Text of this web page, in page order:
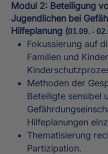
Modul 2: Beteiligung
Jugendlichen bei
Hilfeplanung (01.09. -
Fokussierung auf
Familien und
Methoden der
Beteiligte sensibel
Hilfeplanungen
Thematisierung
Partizipation.